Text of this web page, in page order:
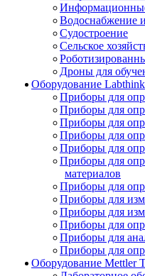
Водоснабжение
Судостроение
Сельское
Дроны для
Оборудование Labthink
Приборы для
Приборы для
Приборы для
Приборы для
Приборы для
Приборы для
материалов
Приборы для
Приборы для
Приборы для
Приборы для
Приборы для
Приборы для
Оборудование Mettler